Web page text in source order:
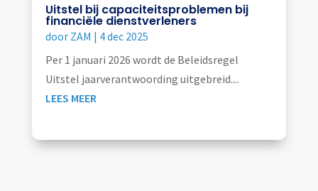
Uitstel bij capaciteitsproblemen bij
financiële dienstverleners
door ZAM | 4 dec 2025
Per 1 januari 2026 wordt de Beleidsregel
Uitstel jaarverantwoording uitgebreid....
LEES MEER